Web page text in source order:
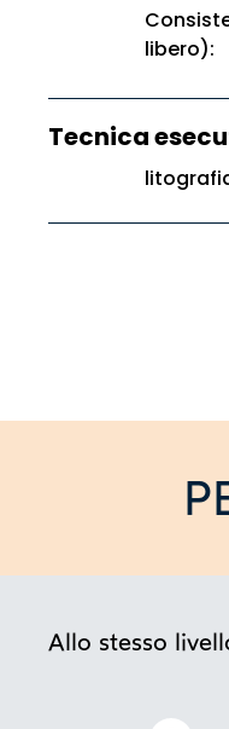
libero):
Tecnica
Allo stesso